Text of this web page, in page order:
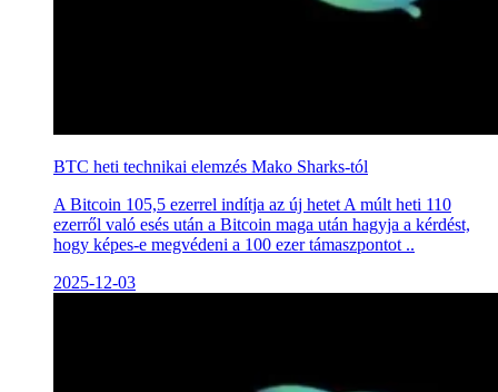
BTC heti technikai elemzés Mako Sharks-tól
A Bitcoin 105,5 ezerrel indítja az új hetet A múlt heti 110
ezerről való esés után a Bitcoin maga után hagyja a kérdést,
hogy képes-e megvédeni a 100 ezer támaszpontot ..
2025-12-03